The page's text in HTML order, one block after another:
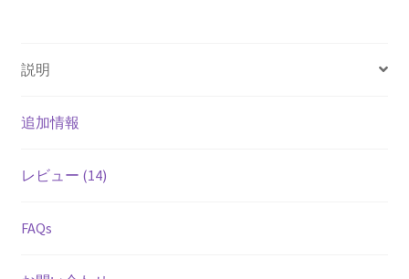
ケ
ス
説明
追加情報
レビュー (14)
FAQs